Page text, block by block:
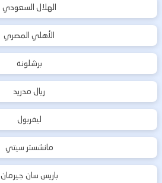
الهلال السعودي
الأهلي المصري
برشلونة
ريال مدريد
ليفربول
مانشستر سيتي
باريس سان جيرمان